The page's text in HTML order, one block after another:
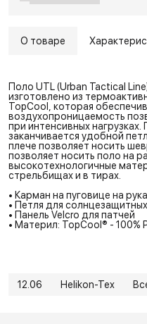
О товаре
Поло UTL (Urban Tactical
изготовлено из
TopCool, которая
воздухопроницаемость
при интенсивных нагрузках.
заканчивается удобной
плече позволяет носить
позволяет носить поло на
высокотехнологичные
стрельбищах и в тирах.
• Карман на пуговице на
• Петля для
• Панель Velcro для патчей
• Материл: TopCool® - 100%
12.06 Helikon-Tex